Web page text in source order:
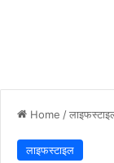
Home /
लाइफस्टाइल